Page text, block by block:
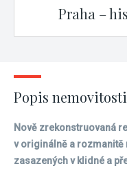
Praha –
Popis nemovitosti
Nově zrekonstruovaná
v originálně a rozmanitě
zasazených v klidné a